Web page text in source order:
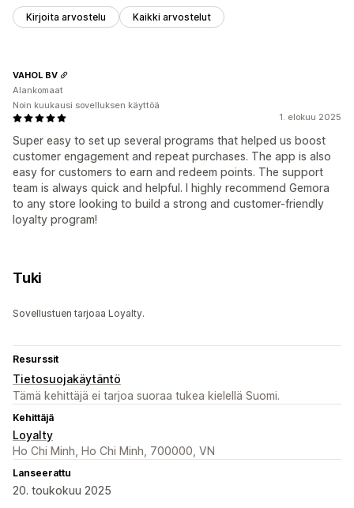
Kirjoita arvostelu Kaikki arvostelut
1. elokuu 2025
Super easy to set up several programs that helped us boost
customer engagement and repeat purchases. The app is also
easy for customers to earn and redeem points. The support
team is always quick and helpful. I highly recommend Gemora
to any store looking to build a strong and customer-friendly
loyalty program!
VAHOL BV
Alankomaat
Noin kuukausi sovelluksen käyttöä
Tuki
Sovellustuen tarjoaa Loyalty.
Resurssit
Tietosuojakäytäntö
Tämä kehittäjä ei tarjoa suoraa tukea kielellä Suomi.
Kehittäjä
Loyalty
Ho Chi Minh, Ho Chi Minh, 700000, VN
Lanseerattu
20. toukokuu 2025